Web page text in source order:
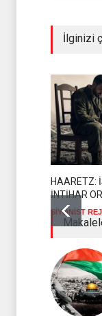
İlginizi
HAARETZ:
İNTİHAR
SİYONİST